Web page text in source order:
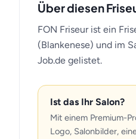
Über diesen
FON Friseur ist ein
(Blankenese) und im
Job.de gelistet.
Ist das Ihr Salon?
Mit einem Premium-
Logo, Salonbilder,